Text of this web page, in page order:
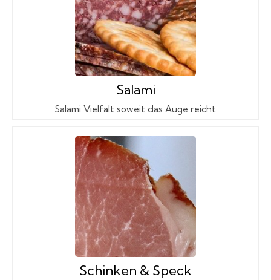
Salami
Salami Vielfalt soweit das Auge reicht
Schinken & Speck